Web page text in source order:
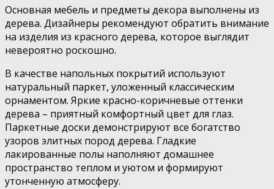
Основная мебель и предметы декора выполнены из
дерева. Дизайнеры рекомендуют обратить внимание
на изделия из красного дерева, которое выглядит
невероятно роскошно.
В качестве напольных покрытий используют
натуральный паркет, уложенный классическим
орнаментом. Яркие красно-коричневые оттенки
дерева – приятный комфортный цвет для глаз.
Паркетные доски демонстрируют все богатство
узоров элитных пород дерева. Гладкие
лакированные полы наполняют домашнее
пространство теплом и уютом и формируют
утонченную атмосферу.